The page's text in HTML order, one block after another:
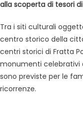
alla scoperta di tesori
Tra i siti culturali
centro storico della
centri storici di Fratta
monumenti celebrativi
sono previste per le
ricorrenze.